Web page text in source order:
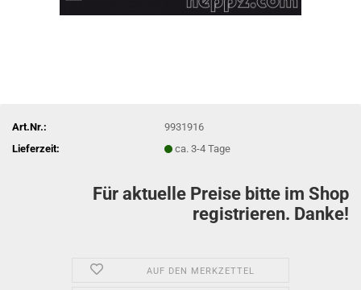
Art.Nr.:
9931916
Lieferzeit:
ca. 3-4 Tage
Für aktuelle Preise bitte im Shop
registrieren. Danke!
AUF DEN MERKZETTEL